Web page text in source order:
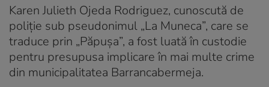
Karen Julieth Ojeda Rodriguez, cunoscută de
poliție sub pseudonimul „La Muneca”, care se
traduce prin „Păpușa”, a fost luată în custodie
pentru presupusa implicare în mai multe crime
din municipalitatea Barrancabermeja.